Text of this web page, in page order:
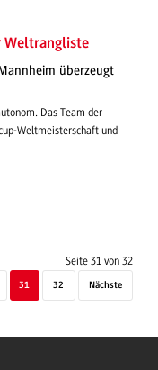
Weltrangliste
überzeugt
Das Team der
Weltmeisterschaft und
Seite 31 von 32
31 32 Nächste